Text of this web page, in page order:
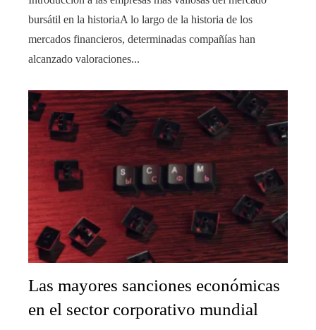
bursátil en la historiaA lo largo de la historia de los
mercados financieros, determinadas compañías han
alcanzado valoraciones...
Las mayores sanciones económicas
en el sector corporativo mundial